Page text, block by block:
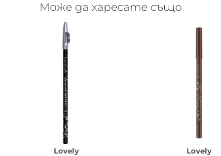
Може да харесате също
Lovely Lovely